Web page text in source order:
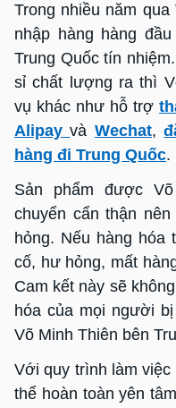
Trong nhiều năm
nhập hàng hàng
Trung Quốc tín
sỉ chất lượng ra thì
vụ khác như hỗ trợ
Alipayvà Wechat,
hàng đi Trung Quốc.
Sản phẩm được
chuyển cẩn thận
hỏng. Nếu hàng
cố, hư hỏng, mất
Cam kết này sẽ
hóa của mọi người
Võ Minh Thiên bên
Với quy trình làm
thể hoàn toàn yên